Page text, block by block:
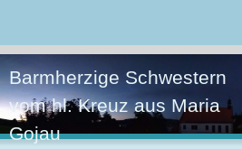
Barmherzige Schwestern
vom hl. Kreuz aus Maria
Gojau